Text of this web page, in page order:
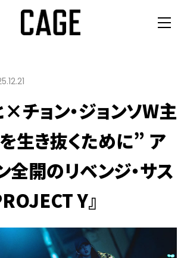
×チョン・ジョンソW主
生き抜くために” ア
全開のリベンジ・サス
Y』